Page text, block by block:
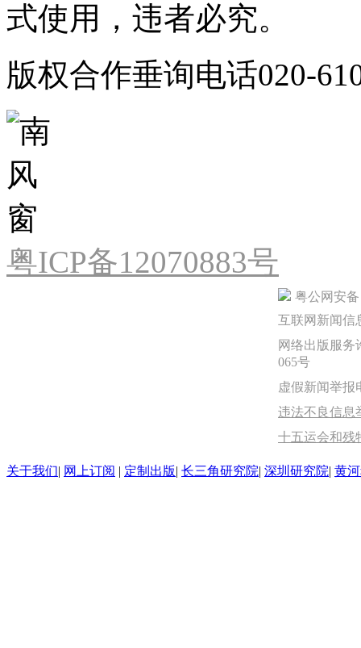
式使用，违者必究。
版权合作垂询电话020-
粤ICP备12070883号
粤公网安备
互联网新闻信
网络出版服务
065号
虚假新闻举报
违法不良信息
十五运会和残
关于我们| 网上订阅 | 定制出版| 长三角研究院| 深圳研究院| 黄